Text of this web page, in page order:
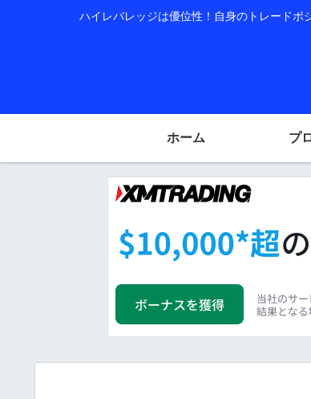
ハイレバレッジは優位性！自身のトレードポ
ホーム プ